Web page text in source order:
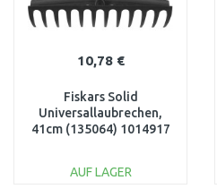
10,78 €
Fiskars Solid
Universallaubrechen,
41cm (135064) 1014917
AUF LAGER